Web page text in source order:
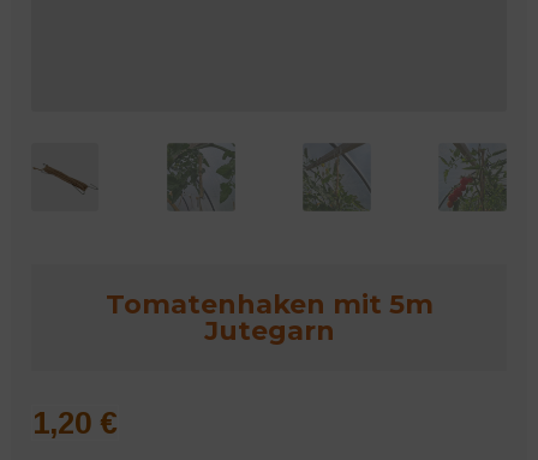
Tomatenhaken mit 5m
Jutegarn
1,20 €